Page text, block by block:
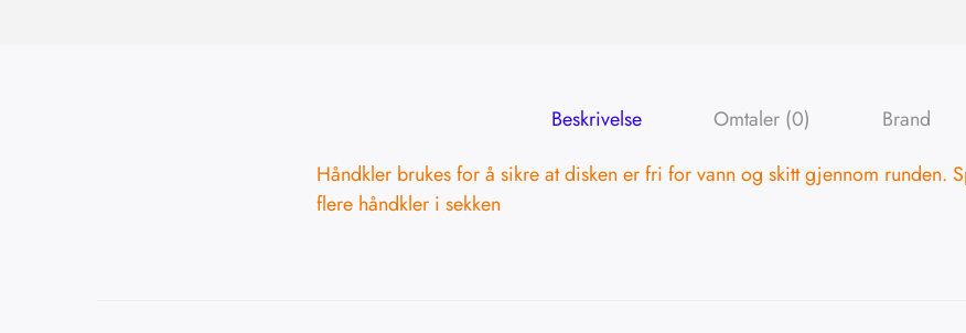
Beskrivelse Omtaler (0)
Brand
Håndkler brukes for å sikre at disken er fri for vann og skitt gjennom runden.
flere håndkler i sekken